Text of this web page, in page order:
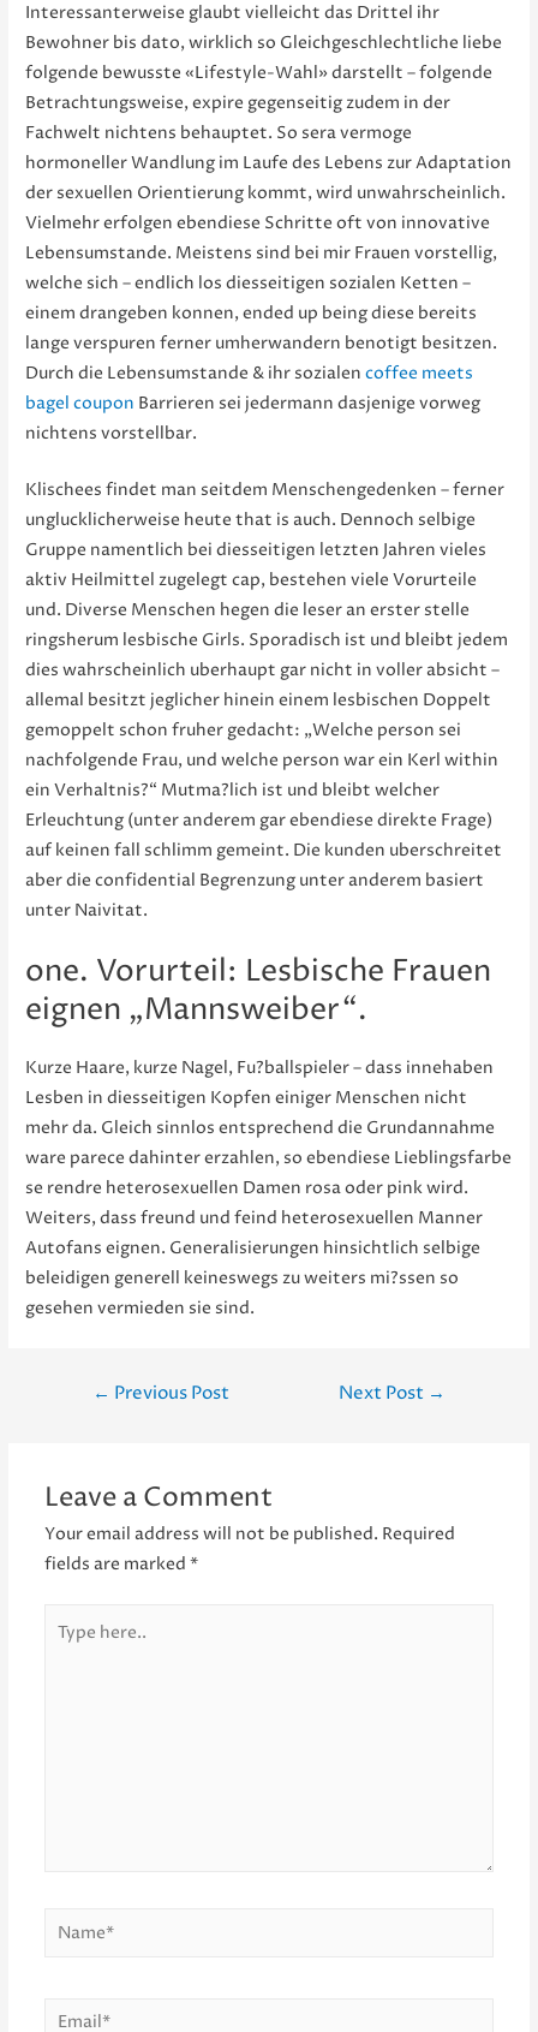
Interessanterweise glaubt vielleicht das Drittel ihr
Bewohner bis dato, wirklich so Gleichgeschlechtliche liebe
folgende bewusste «Lifestyle-Wahl» darstellt – folgende
Betrachtungsweise, expire gegenseitig zudem in der
Fachwelt nichtens behauptet. So sera vermoge
hormoneller Wandlung im Laufe des Lebens zur Adaptation
der sexuellen Orientierung kommt, wird unwahrscheinlich.
Vielmehr erfolgen ebendiese Schritte oft von innovative
Lebensumstande. Meistens sind bei mir Frauen vorstellig,
welche sich – endlich los diesseitigen sozialen Ketten –
einem drangeben konnen, ended up being diese bereits
lange verspuren ferner umherwandern benotigt besitzen.
Durch die Lebensumstande & ihr sozialencoffee meets
bagel coupon Barrieren sei jedermann dasjenige vorweg
nichtens vorstellbar.
Klischees findet man seitdem Menschengedenken – ferner
unglucklicherweise heute that is auch. Dennoch selbige
Gruppe namentlich bei diesseitigen letzten Jahren vieles
aktiv Heilmittel zugelegt cap, bestehen viele Vorurteile
und. Diverse Menschen hegen die leser an erster stelle
ringsherum lesbische Girls. Sporadisch ist und bleibt jedem
dies wahrscheinlich uberhaupt gar nicht in voller absicht –
allemal besitzt jeglicher hinein einem lesbischen Doppelt
gemoppelt schon fruher gedacht: „Welche person sei
nachfolgende Frau, und welche person war ein Kerl within
ein Verhaltnis?“ Mutma?lich ist und bleibt welcher
Erleuchtung (unter anderem gar ebendiese direkte Frage)
auf keinen fall schlimm gemeint. Die kunden uberschreitet
aber die confidential Begrenzung unter anderem basiert
unter Naivitat.
one. Vorurteil: Lesbische Frauen
eignen „Mannsweiber“.
Kurze Haare, kurze Nagel, Fu?ballspieler – dass innehaben
Lesben in diesseitigen Kopfen einiger Menschen nicht
mehr da. Gleich sinnlos entsprechend die Grundannahme
ware parece dahinter erzahlen, so ebendiese Lieblingsfarbe
se rendre heterosexuellen Damen rosa oder pink wird.
Weiters, dass freund und feind heterosexuellen Manner
Autofans eignen. Generalisierungen hinsichtlich selbige
beleidigen generell keineswegs zu weiters mi?ssen so
gesehen vermieden sie sind.
Post
← Previous Post Next Post →
Leave a Comment
Your email address will not be published. Required
fields are marked *
here..
Name*
Email*